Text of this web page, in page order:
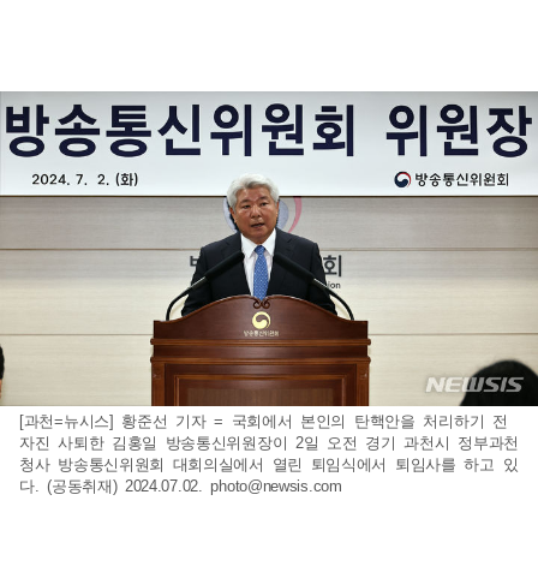
[과천=뉴시스] 황준선 기자 = 국회에서 본인의 탄핵안을 처리하기 전
자진 사퇴한 김홍일 방송통신위원장이 2일 오전 경기 과천시 정부과천
청사 방송통신위원회 대회의실에서 열린 퇴임식에서 퇴임사를 하고 있
다. (공동취재) 2024.07.02.photo@newsis.com